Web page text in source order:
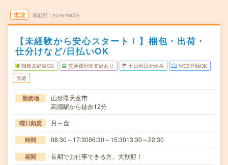
未読 掲載日 2026/08/05
【未経験から安心スタート！】梱包・出荷・
仕分けなど/日払いOK
職種未経験OK 交通費別途支給あり 土日祝日が休み WEB登録OK
派遣
勤務地
山形県天童市
高擶駅から徒歩12分
曜日頻度 月～金
時間 08:30～17:3006:30～15:3013:30～22:30
期間 長期でお仕事できる方、大歓迎！